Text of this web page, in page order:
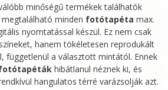
minőségű termékek találhatók
minden fotótapéta max.
nyomtatással készül. Ez nem csak
hanem tökéletesen reprodukált
függetlenül a választott mintától. Ennek
hibátlanul néznek ki, és
hangulatos térré varázsolják azt.